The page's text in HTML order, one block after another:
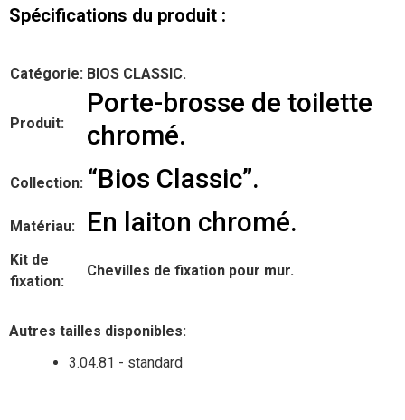
Spécifications du produit :
Catégorie: BIOS CLASSIC.
Produit:
Porte-brosse de toilette
chromé.
Collection: “Bios Classic”.
Matériau: En laiton chromé.
Kit de
fixation:
Chevilles de fixation pour mur.
Autres tailles disponibles:
3.04.81 - standard